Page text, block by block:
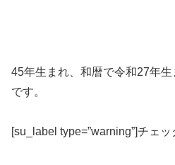
45年生まれ、和暦で令和27年
です。
[su_label type=”warning”]チェ